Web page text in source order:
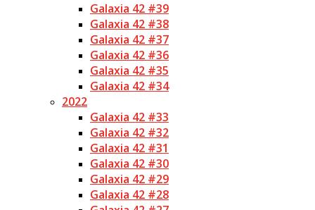
Galaxia 42 #39
Galaxia 42 #38
Galaxia 42 #37
Galaxia 42 #36
Galaxia 42 #35
Galaxia 42 #34
2022
Galaxia 42 #33
Galaxia 42 #32
Galaxia 42 #31
Galaxia 42 #30
Galaxia 42 #29
Galaxia 42 #28